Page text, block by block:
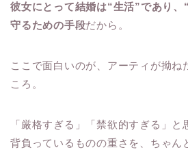
彼女にとって結婚は“生活”であり、
守るための手段だから。
ここで面白いのが、アーティが拗ね
ころ。
「厳格すぎる」「禁欲的すぎる」
背負っているものの重さを、ちゃん